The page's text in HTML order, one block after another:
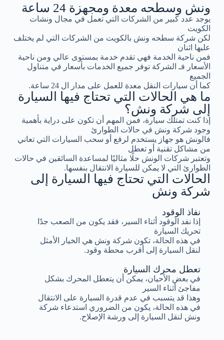
ونش وسطحه معدة ومجهزة 24 ساعة
يوجد عدد كبير من الشركات التي تعمل في مجال ونشات
الكويت
لكن شركة سطحه ونش بالكويت من الشركات التي لم يختلف
عليها اثنان
فمن ناحية الخدمة فهي تقدم خدمة بمستوى عالي ومن ناحية
الأسعار فـ الشركة توفر جميع الخدمات بأسعار في متناول
الجميع
كما أن سيارات النقل معدة للعمل على مدار ال 24 ساعة.
ما هي الحالات التي تحتاج فيها السيارة
إلى شركة ونش؟
إذا كنت تمتلك سيارة، فمن المهم أن تكون على دراية بأهمية
وجود شركة ونش في حالات الطوارئ
فالونش هو جهاز يستخدم لرفع أو سحب السيارات التي تعاني
من مشاكل تقنية أو تعطل
وتعتبر شركات الونش حلًا مثاليًا لمساعدة السائقين في حالات
الطوارئ التي لا يمكن للسيارة الانتقال بنفسها.
الحالات التي تحتاج فيها السيارة إلى
شركة ونش
تعطل محرك السيارة
في بعض الأحيان، يمكن أن يتعطل المحرك بشكل
مفاجئ أثناء السير
وهذا قد يتسبب في عدم قدرة السيارة على الانتقال
في هذه الحالة، يكون من الضروري استدعاء شركة
ونش لنقل السيارة إلى ورشة الإصلاح.
نفاذ الوقود
إذا نفد الوقود أثناء السير، فقد يكون من الصعب جدًا
تحريك السيارة
في هذه الحالة، تكون شركة ونش هي الخيار الأمثل
لنقل السيارة إلى أقرب محطة وقود.